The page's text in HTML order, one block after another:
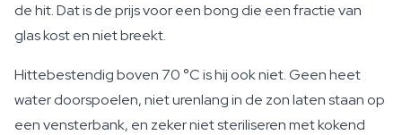
de hit. Dat is de prijs voor een bong die een fractie van
glas kost en niet breekt.
Hittebestendig boven 70 °C is hij ook niet. Geen heet
water doorspoelen, niet urenlang in de zon laten staan op
een vensterbank, en zeker niet steriliseren met kokend